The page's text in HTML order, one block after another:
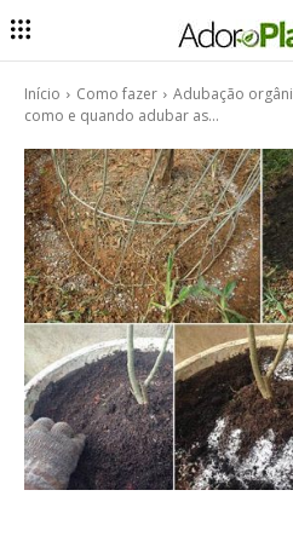
Início Como fazer
Adubação
como e quando adubar as...